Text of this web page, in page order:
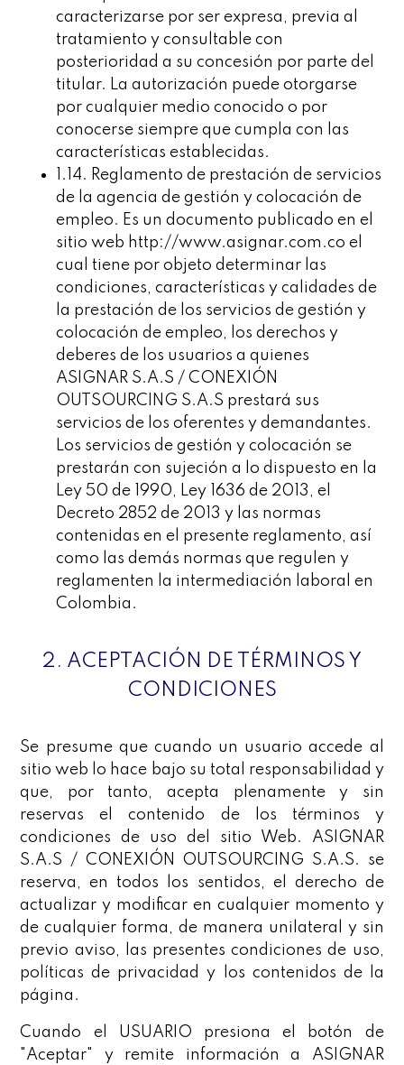
caracterizarse por ser expresa, previa al
tratamiento y consultable con
posterioridad a su concesión por parte del
titular. La autorización puede otorgarse
por cualquier medio conocido o por
conocerse siempre que cumpla con las
características establecidas.
1.14. Reglamento de prestación de servicios
de la agencia de gestión y colocación de
empleo. Es un documento publicado en el
sitio web http://www.asignar.com.co el
cual tiene por objeto determinar las
condiciones, características y calidades de
la prestación de los servicios de gestión y
colocación de empleo, los derechos y
deberes de los usuarios a quienes
ASIGNAR S.A.S / CONEXIÓN
OUTSOURCING S.A.S prestará sus
servicios de los oferentes y demandantes.
Los servicios de gestión y colocación se
prestarán con sujeción a lo dispuesto en la
Ley 50 de 1990, Ley 1636 de 2013, el
Decreto 2852 de 2013 y las normas
contenidas en el presente reglamento, así
como las demás normas que regulen y
reglamenten la intermediación laboral en
Colombia.
2. ACEPTACIÓN DE TÉRMINOS Y
CONDICIONES
Se presume que cuando un usuario accede al
sitio web lo hace bajo su total responsabilidad y
que, por tanto, acepta plenamente y sin
reservas el contenido de los términos y
condiciones de uso del sitio Web. ASIGNAR
S.A.S / CONEXIÓN OUTSOURCING S.A.S. se
reserva, en todos los sentidos, el derecho de
actualizar y modificar en cualquier momento y
de cualquier forma, de manera unilateral y sin
previo aviso, las presentes condiciones de uso,
políticas de privacidad y los contenidos de la
página.
Cuando el USUARIO presiona el botón de
"Aceptar" y remite información a ASIGNAR